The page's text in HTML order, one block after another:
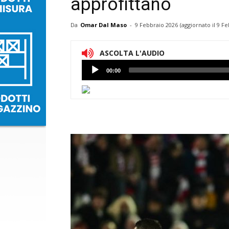
approfittano
Da Omar Dal Maso - 9 Febbraio 2026 (aggiornato il 9
ASCOLTA L'AUDIO
Lettore
Audio
00:00